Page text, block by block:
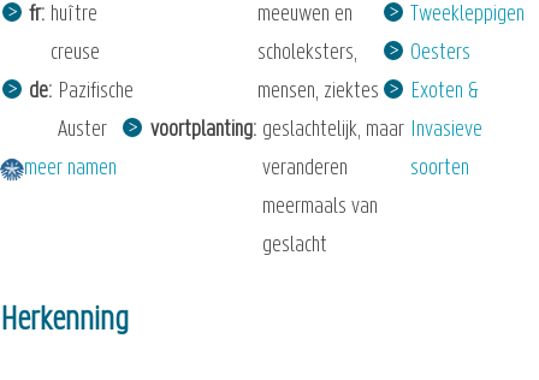
fr huître
creuse
de Pazifische
Auster
meer namen
meeuwen en
scholeksters,
mensen, ziektes
voortplanting geslachtelijk, maar
veranderen
meermaals van
geslacht
Tweekleppigen
Oesters
Exoten &
Invasieve
soorten
Herkenning